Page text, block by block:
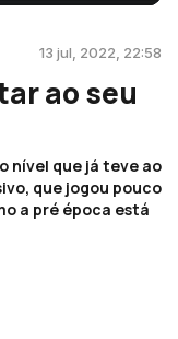
13 jul, 2022, 22:58
ao seu
nível que já teve ao
que jogou pouco
a pré época está